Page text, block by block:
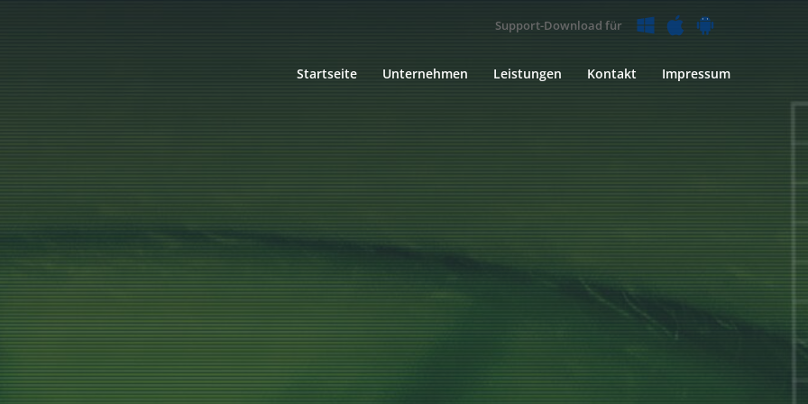
Support-Download für
Startseite Unternehmen Leistungen Kontakt Impressum